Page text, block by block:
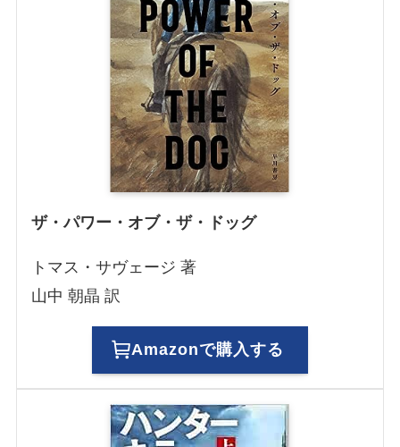
ザ・パワー・オブ・ザ・ドッグ
トマス・サヴェージ 著
山中 朝晶 訳
Amazonで購入する